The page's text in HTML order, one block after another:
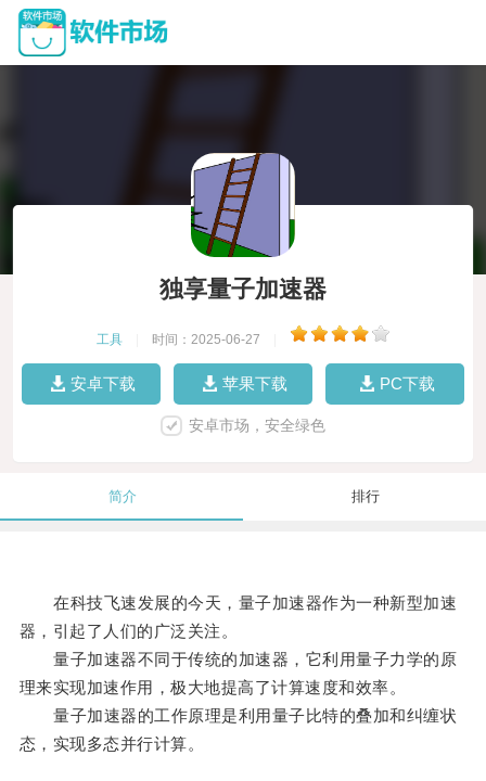
独享量子加速器
工具 时间：2025-06-27
安卓下载 苹果下载 PC下载
安卓市场，安全绿色
简介 排行
在科技飞速发展的今天，量子加速器作为一种新型加速
器，引起了人们的广泛关注。
量子加速器不同于传统的加速器，它利用量子力学的原
理来实现加速作用，极大地提高了计算速度和效率。
量子加速器的工作原理是利用量子比特的叠加和纠缠状
态，实现多态并行计算。